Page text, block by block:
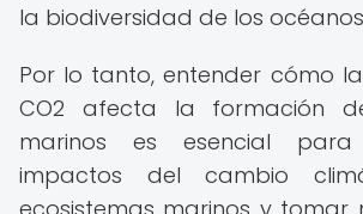
la biodiversidad de los
Por lo tanto, entender cómo
CO2 afecta la formación
marinos es esencial
impactos del cambio